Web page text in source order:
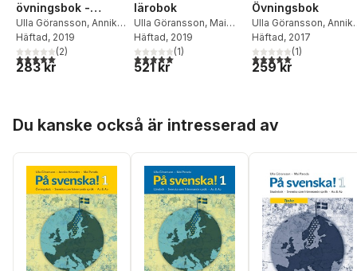
övningsbok -
svenska som
främmande språk
A1 & A2
Ulla Göransson, Annika
Helander,Mai Parada
Häftad, 2019
5,0utav 5 stjärnor. Totalt antal röster:
(2)
283 kr
lärobok
Ulla Göransson, Mai
Parada
Häftad, 2019
5,0utav 5 stjärnor. Totalt antal röster:
(1)
521 kr
Övningsbok
Ulla Göransson,
Helander,Mai Parada
Häftad, 2017
5,0utav 5 stjärnor.
(1)
259 kr
Du kanske också är intresserad av